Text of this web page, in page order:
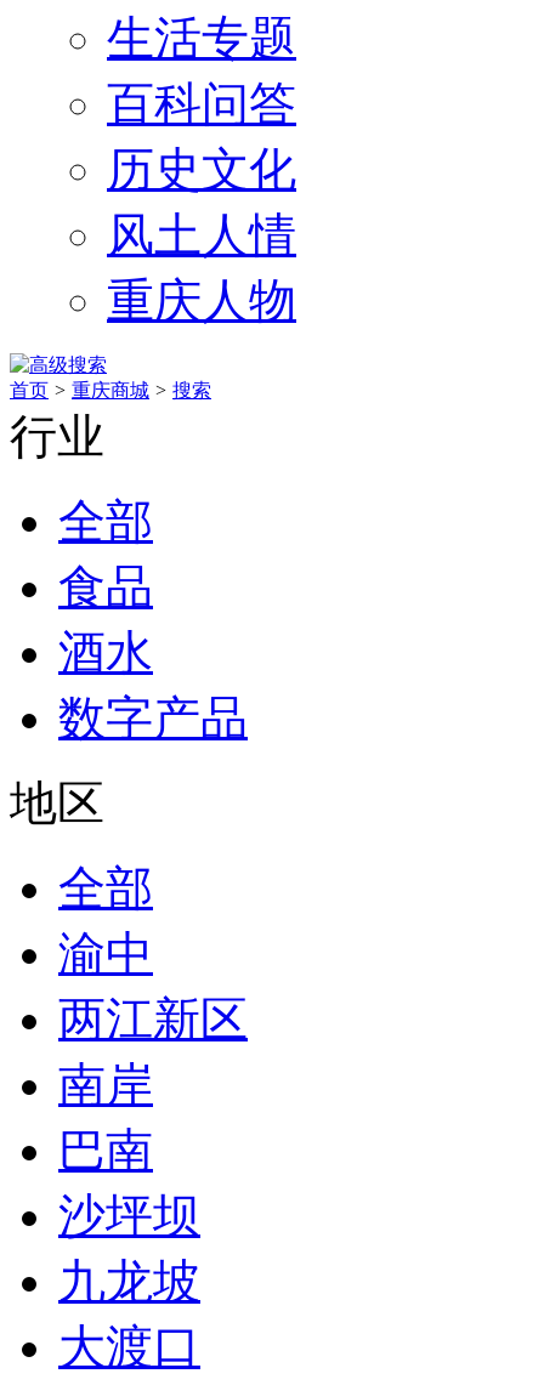
生活专题
百科问答
历史文化
风土人情
重庆人物
首页 > 重庆商城 > 搜索
行业
全部
食品
酒水
数字产品
地区
全部
渝中
两江新区
南岸
巴南
沙坪坝
九龙坡
大渡口